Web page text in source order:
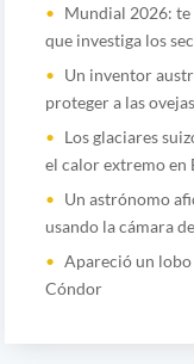
Mundial 2026: te
que investiga los
Un inventor
proteger a las
Los glaciares
el calor extremo en
Un astrónomo
usando la cámara
Apareció un
Cóndor